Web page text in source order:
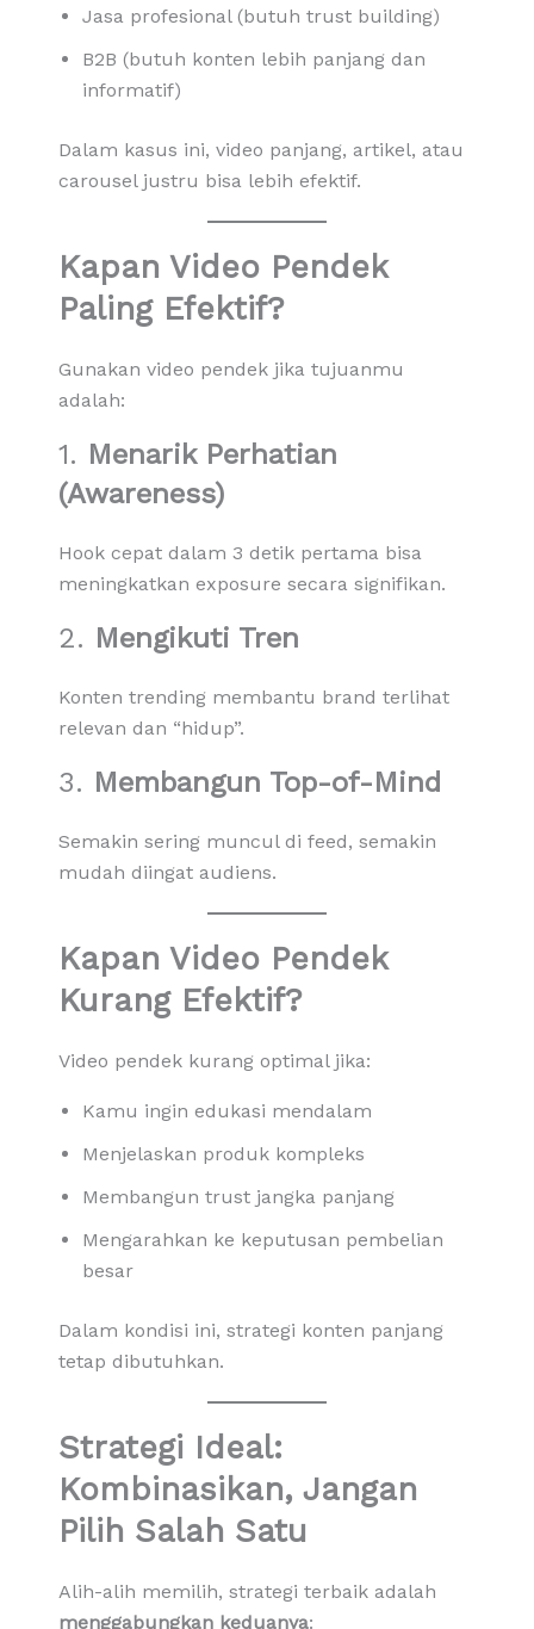
Jasa profesional (butuh trust building)
B2B (butuh konten lebih panjang dan
informatif)
Dalam kasus ini, video panjang, artikel, atau
carousel justru bisa lebih efektif.
Kapan Video Pendek
Paling Efektif?
Gunakan video pendek jika tujuanmu
adalah:
1. Menarik Perhatian
(Awareness)
Hook cepat dalam 3 detik pertama bisa
meningkatkan exposure secara signifikan.
2. Mengikuti Tren
Konten trending membantu brand terlihat
relevan dan “hidup”.
3. Membangun Top-of-Mind
Semakin sering muncul di feed, semakin
mudah diingat audiens.
Kapan Video Pendek
Kurang Efektif?
Video pendek kurang optimal jika:
Kamu ingin edukasi mendalam
Menjelaskan produk kompleks
Membangun trust jangka panjang
Mengarahkan ke keputusan pembelian
besar
Dalam kondisi ini, strategi konten panjang
tetap dibutuhkan.
Strategi Ideal:
Kombinasikan, Jangan
Pilih Salah Satu
Alih-alih memilih, strategi terbaik adalah
menggabungkan keduanya: